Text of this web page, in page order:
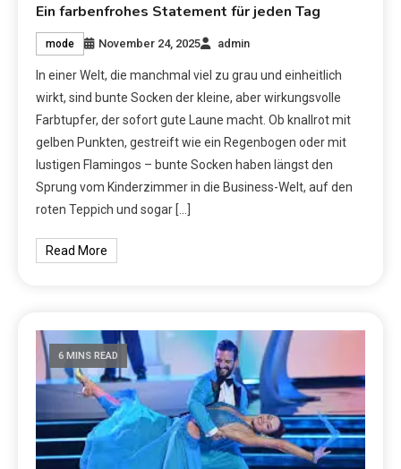
Ein farbenfrohes Statement für jeden Tag
mode November 24, 2025 admin
In einer Welt, die manchmal viel zu grau und einheitlich
wirkt, sind bunte Socken der kleine, aber wirkungsvolle
Farbtupfer, der sofort gute Laune macht. Ob knallrot mit
gelben Punkten, gestreift wie ein Regenbogen oder mit
lustigen Flamingos – bunte Socken haben längst den
Sprung vom Kinderzimmer in die Business-Welt, auf den
roten Teppich und sogar […]
Read More
6 MINS READ